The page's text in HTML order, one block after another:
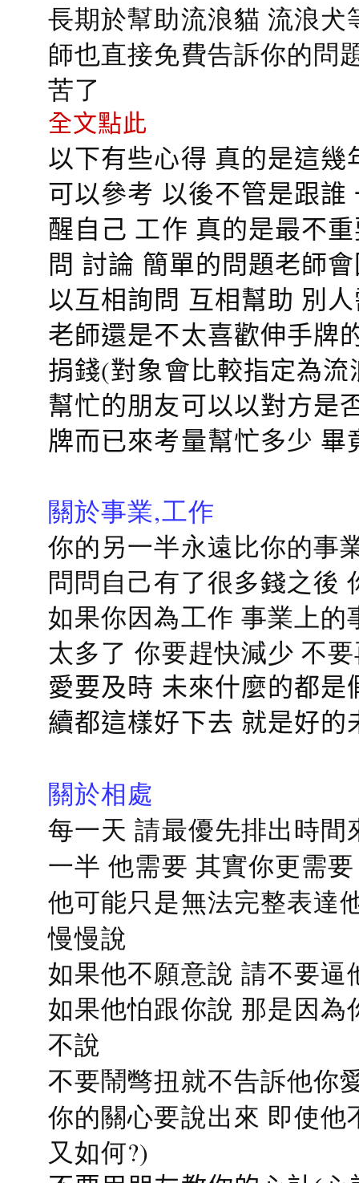
長期於幫助流浪貓 流浪
師也直接免費告訴你的問
苦了
全文點此
以下有些心得 真的是這
可以參考 以後不管是跟
醒自己 工作 真的是最不
問 討論 簡單的問題老師
以互相詢問 互相幫助 別
老師還是不太喜歡伸手牌
捐錢(對象會比較指定為
幫忙的朋友可以以對方是
牌而已來考量幫忙多少
關於事業,工作
你的另一半永遠比你的事
問問自己有了很多錢之後
如果你因為工作 事業上
太多了 你要趕快減少 不
愛要及時 未來什麼的都
續都這樣好下去 就是好的
關於相處
每一天 請最優先排出時
一半 他需要 其實你更需要
他可能只是無法完整表達
慢慢說
如果他不願意說 請不要逼
如果他怕跟你說 那是因
不說
不要鬧彆扭就不告訴他你
你的關心要說出來 即使
又如何?)